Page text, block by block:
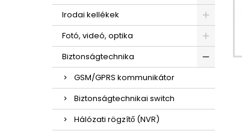
Irodai kellékek
Fotó, videó, optika
Biztonságtechnika
GSM/GPRS kommunikátor
Biztonságtechnikai switch
Hálózati rögzítő (NVR)